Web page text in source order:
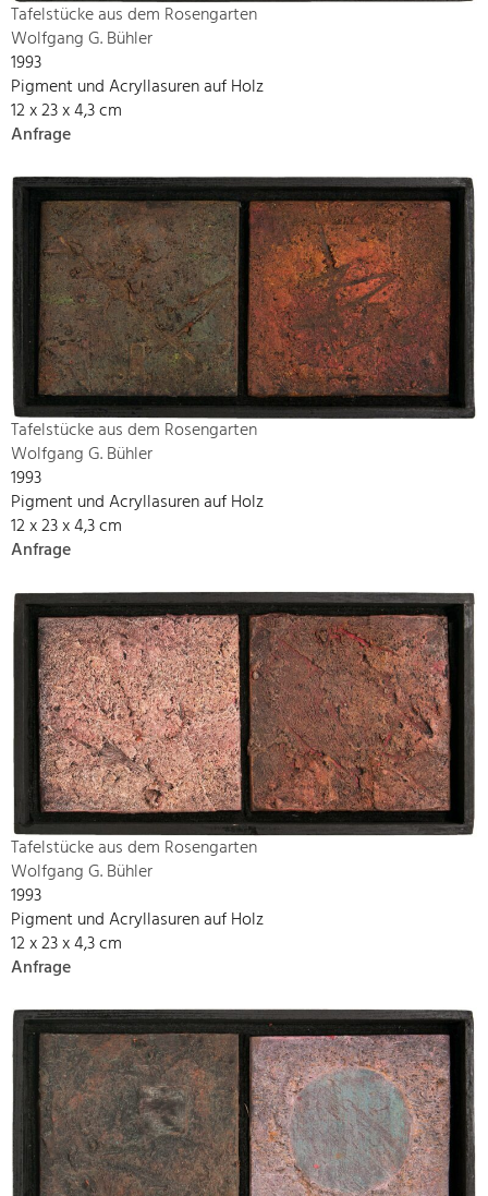
Tafelstücke aus dem Rosengarten
Wolfgang G. Bühler
1993
Pigment und Acryllasuren auf Holz
12 x 23 x 4,3 cm
Anfrage
Tafelstücke aus dem Rosengarten
Wolfgang G. Bühler
1993
Pigment und Acryllasuren auf Holz
12 x 23 x 4,3 cm
Anfrage
Tafelstücke aus dem Rosengarten
Wolfgang G. Bühler
1993
Pigment und Acryllasuren auf Holz
12 x 23 x 4,3 cm
Anfrage